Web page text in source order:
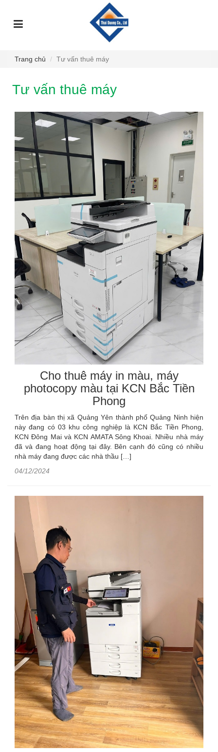
CHỦ
THIỆU
VỤ
KIỆN
TƯ
PHẨM
Trang chủ Tư vấn thuê máy
Tư vấn thuê máy
Cho thuê máy in màu, máy
photocopy màu tại KCN Bắc Tiền
Phong
Trên địa bàn thị xã Quảng Yên thành phố Quảng Ninh hiện
này đang có 03 khu công nghiệp là KCN Bắc Tiền Phong,
KCN Đông Mai và KCN AMATA Sông Khoai. Nhiều nhà máy
đã và đang hoạt động tại đây. Bên cạnh đó cũng có nhiều
nhà máy đang được các nhà thầu […]
04/12/2024